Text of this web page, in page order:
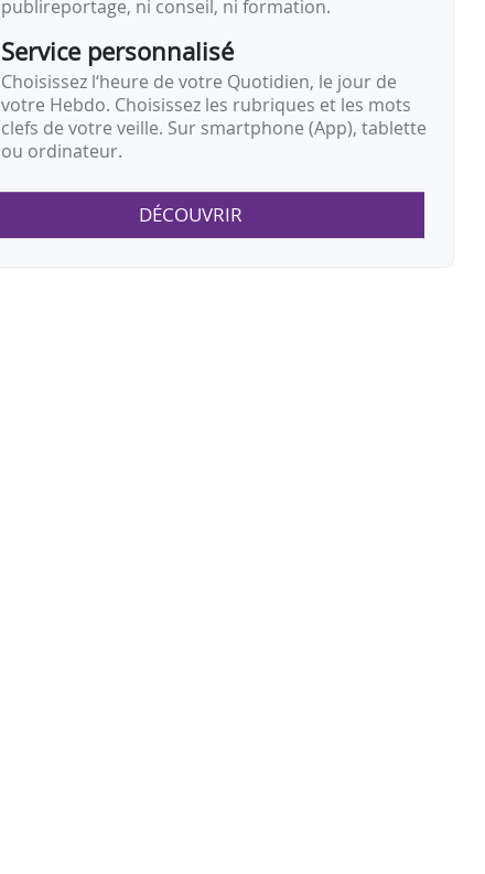
publireportage, ni conseil, ni formation.
Service personnalisé
Choisissez l‘heure de votre Quotidien, le jour de
votre Hebdo. Choisissez les rubriques et les mots
clefs de votre veille. Sur smartphone (App), tablette
ou ordinateur.
DÉCOUVRIR